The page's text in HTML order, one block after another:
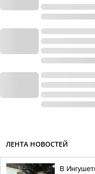
ЛЕНТА НОВОСТЕЙ
В